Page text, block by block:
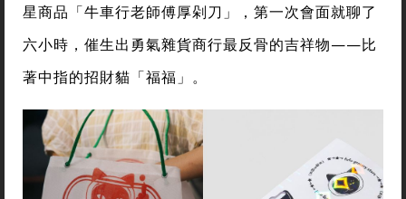
星商品「牛車行老師傅厚剁刀」，第一次會面就聊了
六小時，催生出勇氣雜貨商行最反骨的吉祥物——比
著中指的招財貓「福福」。